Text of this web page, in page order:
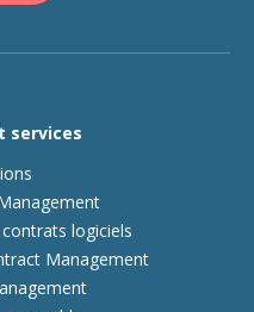
services
logiciels
Management